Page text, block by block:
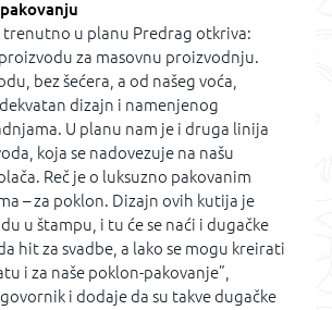
trenutno u planu Predrag otkriva:
proizvodu za masovnu proizvodnju.
bez šećera, a od našeg voća,
dizajn i namenjenog
U planu nam je i druga linija
koja se nadovezuje na našu
Reč je o luksuzno pakovanim
– za poklon. Dizajn ovih kutija je
u štampu, i tu će se naći i dugačke
hit za svadbe, a lako se mogu kreirati
i za naše poklon-pakovanje”,
i dodaje da su takve dugačke